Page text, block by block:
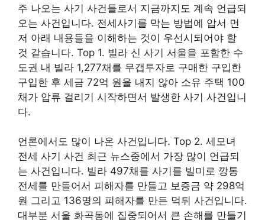
주 나오는 사기 사건들로서 지금까지도 계속 언급되
오는 사건입니다. 전세사기를 막는 방법에 압서 먼
저 아래 내용들을 이해하는 것이 우선시되어야 할
것 같습니다. Top 1. 빌라 신 사기 서울을 포함한 수
도권 내 빌라 1,277채를 무갭투자로 구매한 구입한
구입한 후 세금 72억 원을 내지 않아 소유 주택 100
채가 압류 걸리기 시작하면서 발생한 사기 사건입니
다.
언론에서도 많이 나온 사건입니다. Top 2. 세모녀
전세 사기 사건 최근 뉴스중에서 가장 많이 언급되
는 사건입니다. 빌라 497채를 사기를 빌미로 깡통
전세를 만들어서 피해자를 만들고 보증금 약 298억
원 그리고 136명의 피해자를 만든 먹튀 사건입니다.
대부분 서울 화곡동에 집중되어서 큰 손해를 만들기